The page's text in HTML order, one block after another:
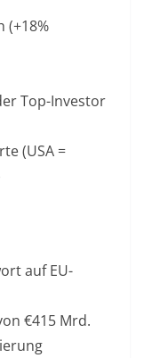
(+18%
Top-Investor
(USA =
auf EU-
€415 Mrd.